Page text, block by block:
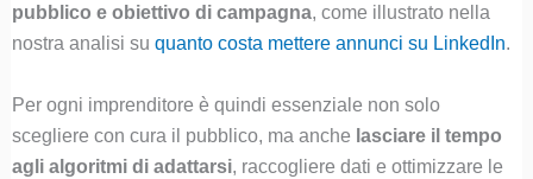
pubblico e obiettivo di campagna, come illustrato nella
nostra analisi su quanto costa mettere annunci su LinkedIn.
Per ogni imprenditore è quindi essenziale non solo
scegliere con cura il pubblico, ma anche lasciare il tempo
agli algoritmi di adattarsi, raccogliere dati e ottimizzare le